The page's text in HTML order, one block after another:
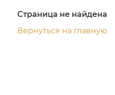
Страница не найдена
Вернуться на главную